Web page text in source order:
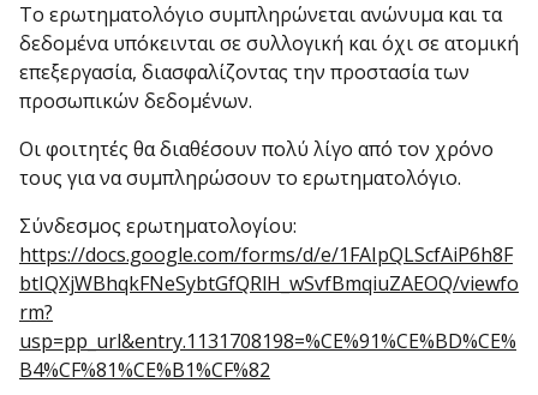
Το ερωτηματολόγιο συμπληρώνεται ανώνυμα και τα
δεδομένα υπόκεινται σε συλλογική και όχι σε ατομική
επεξεργασία, διασφαλίζοντας την προστασία των
προσωπικών δεδομένων.
Οι φοιτητές θα διαθέσουν πολύ λίγο από τον χρόνο
τους για να συμπληρώσουν το ερωτηματολόγιο.
Σύνδεσμος ερωτηματολογίου:
https://docs.google.com/forms/d/e/1FAIpQLScfAiP6h8F
btIQXjWBhqkFNeSybtGfQRlH_wSvfBmqiuZAEOQ/viewfo
rm?
usp=pp_url&entry.1131708198=%CE%91%CE%BD%CE%
B4%CF%81%CE%B1%CF%82